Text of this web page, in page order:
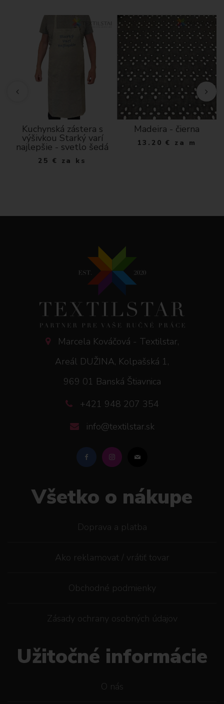
Kuchynská zástera s
výšivkou Starký varí
najlepšie - svetlo šedá
25 € za ks
Madeira - čierna
13.20 € za m
Marcela Kováčová - Textilstar,
Areál DUŽINA, Kolpašská 1,
969 01 Banská Štiavnica
+421 948 207 354
info@textilstar.sk
Všetko o nákupe
Doprava a platba
Ako reklamovat / vrátiť tovar
Obchodné podmienky
Zásady ochrany osobných údajov
Užitočné informácie
O nás